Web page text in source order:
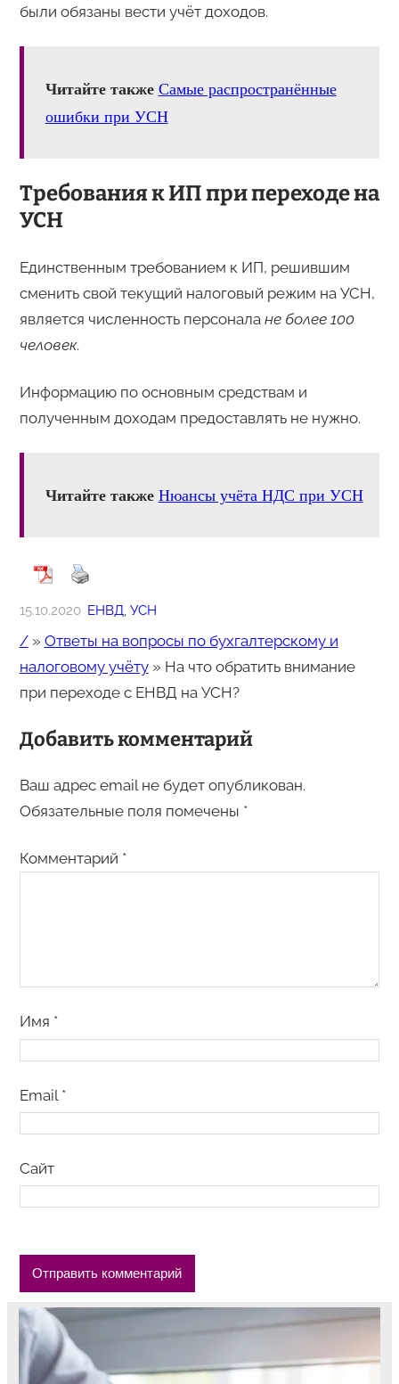
были обязаны вести учёт доходов.
Читайте также Самые распространённые
ошибки при УСН
Требования к ИП при переходе на
УСН
Единственным требованием к ИП, решившим
сменить свой текущий налоговый режим на УСН,
является численность персонала не более 100
человек.
Информацию по основным средствам и
полученным доходам предоставлять не нужно.
Читайте также Нюансы учёта НДС при УСН
15.10.2020 ЕНВД, УСН
/» Ответы на вопросы по бухгалтерскому и
налоговому учёту» На что обратить внимание
при переходе с ЕНВД на УСН?
Добавить комментарий
Ваш адрес email не будет опубликован.
Обязательные поля помечены *
Комментарий *
Имя *
Email *
Сайт